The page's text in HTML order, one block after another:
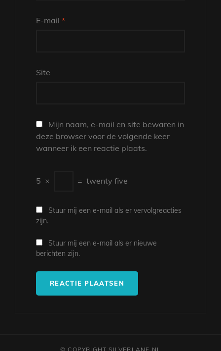
E-mail *
Site
Mijn naam, e-mail en site bewaren in
deze browser voor de volgende keer
wanneer ik een reactie plaats.
5 × = twenty five
Stuur mij een e-mail als er vervolgreacties
zijn.
Stuur mij een e-mail als er nieuwe
berichten zijn.
© COPYRIGHT SILVERLANE.NL